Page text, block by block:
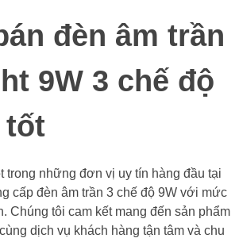
đèn âm trần
9W 3 chế độ
tốt
trong những đơn vị uy tín hàng đầu tại
cấp đèn âm trần 3 chế độ 9W với mức
Chúng tôi cam kết mang đến sản phẩm
dịch vụ khách hàng tận tâm và chu